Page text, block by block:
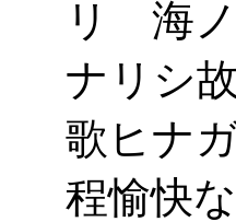
リ 海
ナリシ
歌ヒナ
程愉快